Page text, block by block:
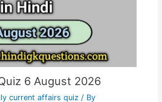
6 August 2026
current affairs quiz/ By